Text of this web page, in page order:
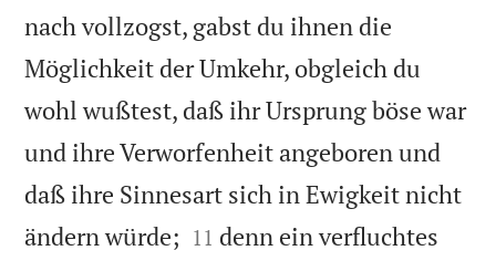
nach vollzogst, gabst du ihnen die
Möglichkeit der Umkehr, obgleich du
wohl wußtest, daß ihr Ursprung böse war
und ihre Verworfenheit angeboren und
daß ihre Sinnesart sich in Ewigkeit nicht
ändern würde; 

11 denn ein verfluchtes